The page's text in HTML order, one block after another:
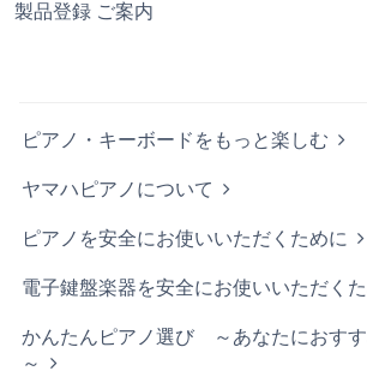
製品登録 ご案内
ピアノ・キーボードをもっと楽しむ
ヤマハピアノについて
ピアノを安全にお使いいただくために
電子鍵盤楽器を安全にお使いいただく
かんたんピアノ選び ～あなたにおすす
～